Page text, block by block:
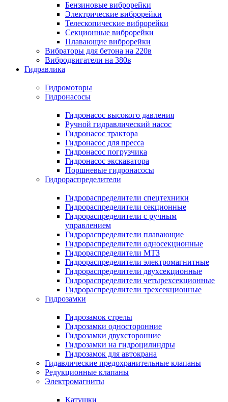
Бензиновые виброрейки
Электрические виброрейки
Телескопические виброрейки
Секционные виброрейки
Плавающие виброрейки
Вибраторы для бетона на 220в
Вибродвигатели на 380в
Гидравлика
Гидромоторы
Гидронасосы
Гидронасос высокого давления
Ручной гидравлический насос
Гидронасос трактора
Гидронасос для пресса
Гидронасос погрузчика
Гидронасос экскаватора
Поршневые гидронасосы
Гидрораспределители
Гидрораспределители спецтехники
Гидрораспределители секционные
Гидрораспределители с ручным
управлением
Гидрораспределители плавающие
Гидрораспределители односекционные
Гидрораспределители МТЗ
Гидрораспределители электромагнитные
Гидрораспределители двухсекционные
Гидрораспределители четырехсекционные
Гидрораспределители трехсекционные
Гидрозамки
Гидрозамок стрелы
Гидрозамки односторонние
Гидрозамки двухсторонние
Гидрозамки на гидроцилиндры
Гидрозамок для автокрана
Гидавлические предохранительные клапаны
Редукционные клапаны
Электромагниты
Катушки